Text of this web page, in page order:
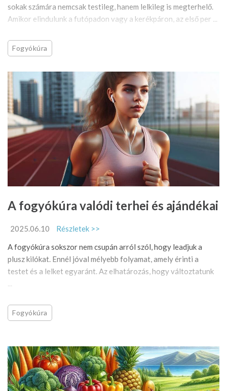
sokak számára nemcsak testileg, hanem lelkileg is megterhelő.
Amikor elindulunk a futópadon vagy a kerékpáron, az első per ...
Fogyókúra
A fogyókúra valódi terhei és ajándékai
2025.06.10
Részletek >>
A fogyókúra sokszor nem csupán arról szól, hogy leadjuk a
plusz kilókat. Ennél jóval mélyebb folyamat, amely érinti a
testet és a lelket egyaránt. Az elhatározás, hogy változtatunk
Fogyókúra